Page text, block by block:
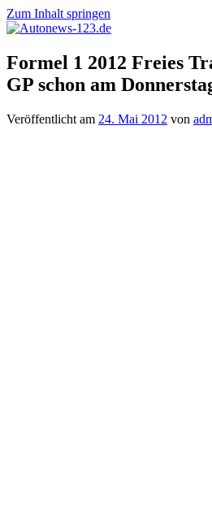
Zum Inhalt springen
Autonews-
123.de
Autonews
mit
Charme
Formel 1 2012 Freies
GP schon am
Veröffentlicht am 24. Mai 2012 von